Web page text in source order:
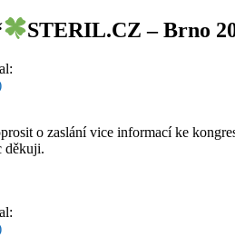
STERIL.CZ – Brno
o zaslání vice informací ke
děkuji.